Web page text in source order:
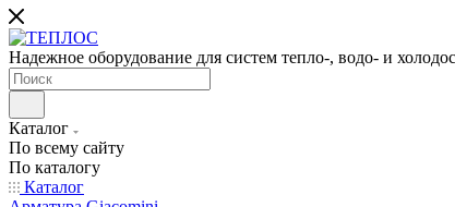
Надежное оборудование для систем тепло-, водо- и
Каталог
По всему сайту
По каталогу
Каталог